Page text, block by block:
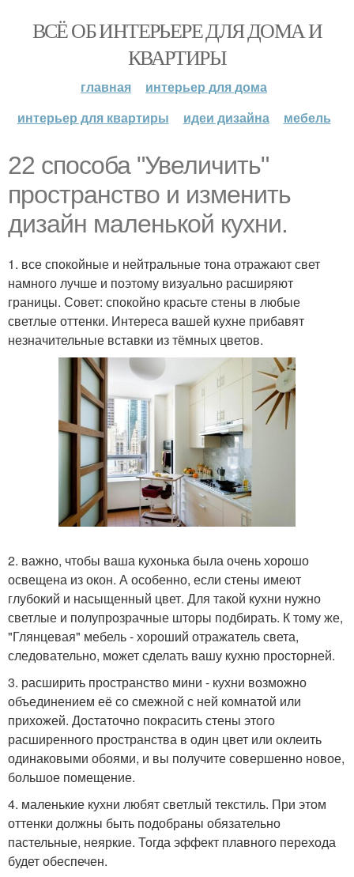
ВСЁ ОБ ИНТЕРЬЕРЕ ДЛЯ ДОМА И
КВАРТИРЫ
главная
интерьер для дома
интерьер для квартиры
идеи дизайна мебель
22 способа "Увеличить"
пространство и изменить
дизайн маленькой кухни.
1. все спокойные и нейтральные тона отражают свет
намного лучше и поэтому визуально расширяют
границы. Совет: спокойно красьте стены в любые
светлые оттенки. Интереса вашей кухне прибавят
незначительные вставки из тёмных цветов.
2. важно, чтобы ваша кухонька была очень хорошо
освещена из окон. А особенно, если стены имеют
глубокий и насыщенный цвет. Для такой кухни нужно
светлые и полупрозрачные шторы подбирать. К тому же,
"Глянцевая" мебель - хороший отражатель света,
следовательно, может сделать вашу кухню просторней.
3. расширить пространство мини - кухни возможно
объединением её со смежной с ней комнатой или
прихожей. Достаточно покрасить стены этого
расширенного пространства в один цвет или оклеить
одинаковыми обоями, и вы получите совершенно новое,
большое помещение.
4. маленькие кухни любят светлый текстиль. При этом
оттенки должны быть подобраны обязательно
пастельные, неяркие. Тогда эффект плавного перехода
будет обеспечен.